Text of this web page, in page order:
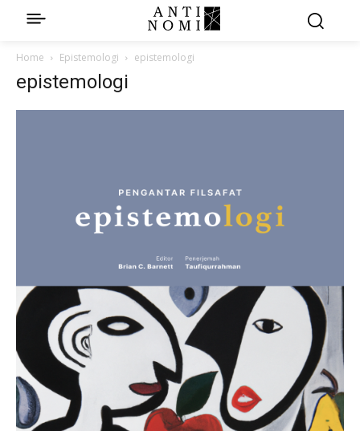
Home Epistemologi epistemologi
epistemologi